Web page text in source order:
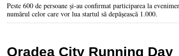
Peste 600 de persoane și-au confirmat participarea la
numărul celor care vor lua startul să depășească 1.000.
Oradea City Running Day